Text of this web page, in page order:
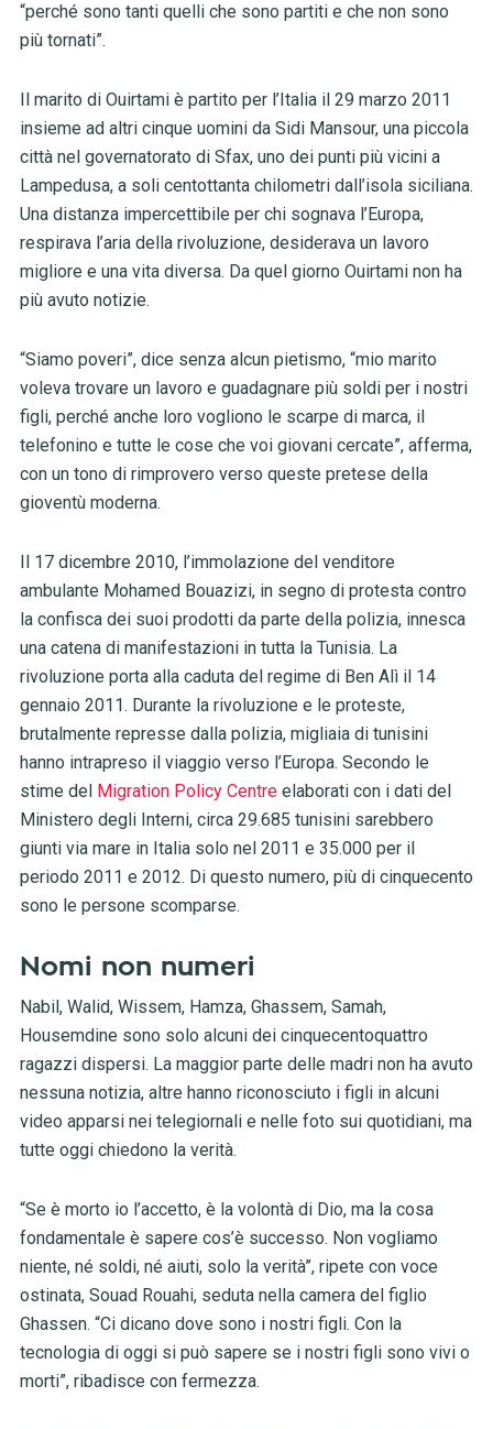
“perché sono tanti quelli che sono partiti e che non sono
più tornati”.
Il marito di Ouirtami è partito per l’Italia il 29 marzo 2011
insieme ad altri cinque uomini da Sidi Mansour, una piccola
città nel governatorato di Sfax, uno dei punti più vicini a
Lampedusa, a soli centottanta chilometri dall’isola siciliana.
Una distanza impercettibile per chi sognava l’Europa,
respirava l’aria della rivoluzione, desiderava un lavoro
migliore e una vita diversa. Da quel giorno Ouirtami non ha
più avuto notizie.
“Siamo poveri”, dice senza alcun pietismo, “mio marito
voleva trovare un lavoro e guadagnare più soldi per i nostri
figli, perché anche loro vogliono le scarpe di marca, il
telefonino e tutte le cose che voi giovani cercate”, afferma,
con un tono di rimprovero verso queste pretese della
gioventù moderna.
Il 17 dicembre 2010, l’immolazione del venditore
ambulante Mohamed Bouazizi, in segno di protesta contro
la confisca dei suoi prodotti da parte della polizia, innesca
una catena di manifestazioni in tutta la Tunisia. La
rivoluzione porta alla caduta del regime di Ben Alì il 14
gennaio 2011. Durante la rivoluzione e le proteste,
brutalmente represse dalla polizia, migliaia di tunisini
hanno intrapreso il viaggio verso l’Europa. Secondo le
stime del Migration Policy Centreelaborati con i dati del
Ministero degli Interni, circa 29.685 tunisini sarebbero
giunti via mare in Italia solo nel 2011 e 35.000 per il
periodo 2011 e 2012. Di questo numero, più di cinquecento
sono le persone scomparse.
Nomi non numeri
Nabil, Walid, Wissem, Hamza, Ghassem, Samah,
Housemdine sono solo alcuni dei cinquecentoquattro
ragazzi dispersi. La maggior parte delle madri non ha avuto
nessuna notizia, altre hanno riconosciuto i figli in alcuni
video apparsi nei telegiornali e nelle foto sui quotidiani, ma
tutte oggi chiedono la verità.
“Se è morto io l’accetto, è la volontà di Dio, ma la cosa
fondamentale è sapere cos’è successo. Non vogliamo
niente, né soldi, né aiuti, solo la verità”, ripete con voce
ostinata, Souad Rouahi, seduta nella camera del figlio
Ghassen. “Ci dicano dove sono i nostri figli. Con la
tecnologia di oggi si può sapere se i nostri figli sono vivi o
morti”, ribadisce con fermezza.